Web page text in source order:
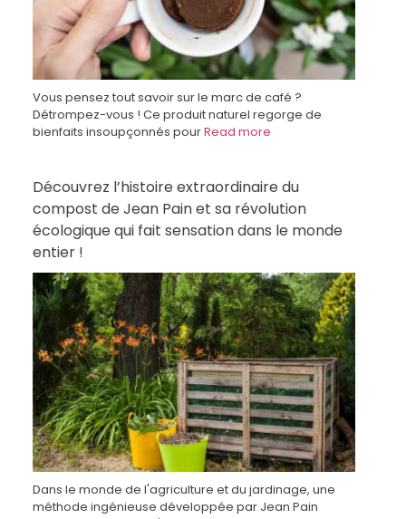
Vous pensez tout savoir sur le marc de café ?
Détrompez-vous ! Ce produit naturel regorge de
bienfaits insoupçonnés pourRead more
Découvrez l’histoire extraordinaire du
compost de Jean Pain et sa révolution
écologique qui fait sensation dans le monde
entier !
Dans le monde de l'agriculture et du jardinage, une
méthode ingénieuse développée par Jean Pain